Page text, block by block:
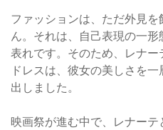
ファッションは、ただ外見
ん。それは、自己表現の一
表れです。そのため、レナー
ドレスは、彼女の美しさを
出しました。
映画祭が進む中で、レナー